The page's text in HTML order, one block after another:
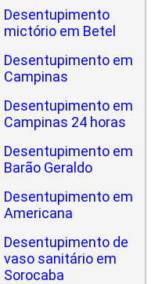
Desentupimento
mictório em Betel
Desentupimento em
Campinas
Desentupimento em
Campinas 24 horas
Desentupimento em
Barão Geraldo
Desentupimento em
Americana
Desentupimento de
vaso sanitário em
Sorocaba